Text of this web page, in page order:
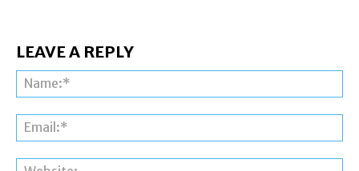
LEAVE A REPLY